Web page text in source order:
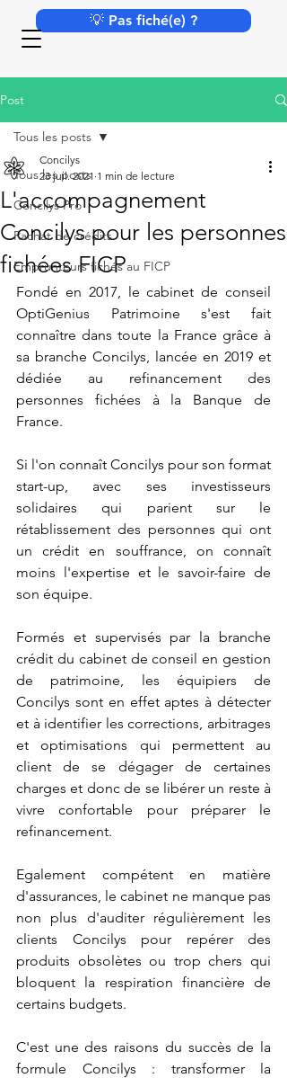
💡 Pas fiché(e) ?
Post
Tous les posts
Concilys Pro
Rachat de crédits
Emprunteurs fichés au FICP
Tous les posts
L'accompagnement
Concilys pour les personnes
fichées FICP
Concilys
23 juil. 2021 1 min de lecture
Fondé en 2017, le cabinet de conseil
OptiGenius Patrimoine s'est fait
connaître dans toute la France grâce à
sa branche Concilys, lancée en 2019 et
dédiée au refinancement des
personnes fichées à la Banque de
France.
Si l'on connaît Concilys pour son format
start-up, avec ses investisseurs
solidaires qui parient sur le
rétablissement des personnes qui ont
un crédit en souffrance, on connaît
moins l'expertise et le savoir-faire de
son équipe.
Formés et supervisés par la branche
crédit du cabinet de conseil en gestion
de patrimoine, les équipiers de
Concilys sont en effet aptes à détecter
et à identifier les corrections, arbitrages
et optimisations qui permettent au
client de se dégager de certaines
charges et donc de se libérer un reste à
vivre confortable pour préparer le
refinancement.
Egalement compétent en matière
d'assurances, le cabinet ne manque pas
non plus d'auditer régulièrement les
clients Concilys pour repérer des
produits obsolètes ou trop chers qui
bloquent la respiration financière de
certains budgets.
C'est une des raisons du succès de la
formule Concilys : transformer la